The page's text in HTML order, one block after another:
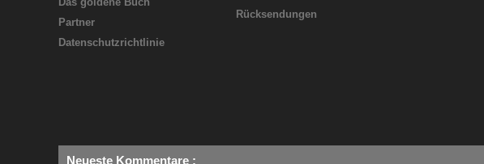
Partner
Datenschutzrichtlinie
Rücksendungen
Neueste Kommentare :